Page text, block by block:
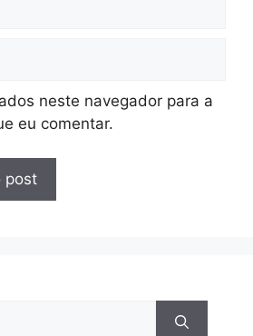
neste navegador para a
eu comentar.